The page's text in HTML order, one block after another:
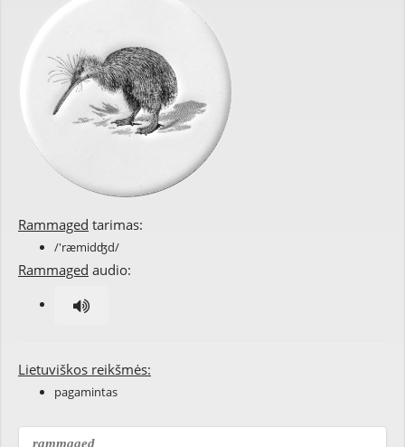
Rammaged tarimas:
/'ræmidʤd/
Rammaged audio:
Lietuviškos reikšmės:
pagamintas
rammaged